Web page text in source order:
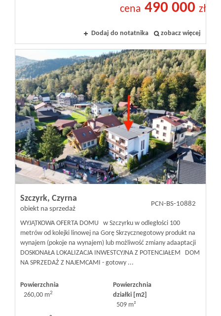
cena 490 000 zł
Dodaj do notatnika zobacz więcej
Szczyrk, Czyrna
obiekt na sprzedaż
PCN-BS-10882
WYJĄTKOWA OFERTA DOMU w Szczyrku w odległości 100
metrów od kolejki linowej na Gorę Skrzyczne​​​​​​ gotowy produkt na
wynajem (pokoje na wynajem) lub możliwość zmiany adaaptacji
DOSKONAŁA LOKALIZACJA INWESTCYJNA Z POTENCJAŁEM DOM
NA SPRZEDAŻ Z NAJEMCAMI - gotowy ...
Powierzchnia
260,00 m2
Powierzchnia
działki [m2]
509 m²